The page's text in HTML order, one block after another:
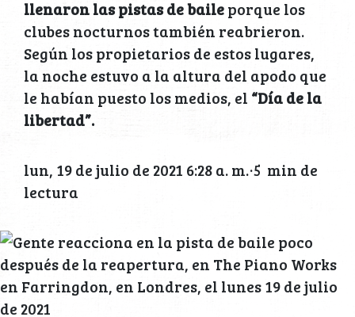
llenaron las pistas de baileporque los
clubes nocturnos también reabrieron.
Según los propietarios de estos lugares,
la noche estuvo a la altura del apodo que
le habían puesto los medios, el “Día de la
libertad”.
lun, 19 de julio de 2021 6:28 a. m.·5 min de
lectura